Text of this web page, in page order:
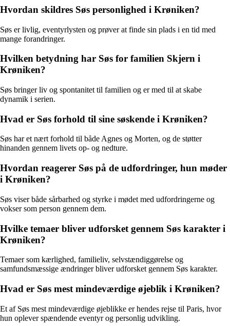
Hvordan skildres Søs personlighed i Krøniken?
Søs er livlig, eventyrlysten og prøver at finde sin plads i en tid med
mange forandringer.
Hvilken betydning har Søs for familien Skjern i
Krøniken?
Søs bringer liv og spontanitet til familien og er med til at skabe
dynamik i serien.
Hvad er Søs forhold til sine søskende i Krøniken?
Søs har et nært forhold til både Agnes og Morten, og de støtter
hinanden gennem livets op- og nedture.
Hvordan reagerer Søs på de udfordringer, hun møder
i Krøniken?
Søs viser både sårbarhed og styrke i mødet med udfordringerne og
vokser som person gennem dem.
Hvilke temaer bliver udforsket gennem Søs karakter i
Krøniken?
Temaer som kærlighed, familieliv, selvstændiggørelse og
samfundsmæssige ændringer bliver udforsket gennem Søs karakter.
Hvad er Søs mest mindeværdige øjeblik i Krøniken?
Et af Søs mest mindeværdige øjeblikke er hendes rejse til Paris, hvor
hun oplever spændende eventyr og personlig udvikling.